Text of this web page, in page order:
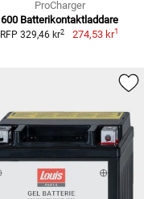
ProCharger
600 Batterikontaktladdare
RFP 329,46 kr2 274,53 kr1